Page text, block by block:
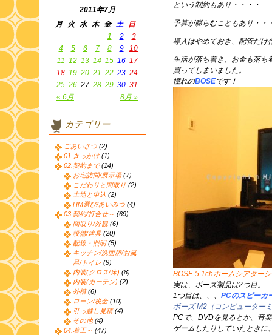
という制約もあり・・・・
予算が膨らむこともあり・・
導入はやめておき、配管だけ
生活が落ち着き、お金も落ち
買ってしまいました。
憧れのBOSEです！
BOSE 5.1chホームシアター
実は、ボーズ製品は2つ目。
1つ目は、、、 PCのスピーカ
ボーズ M2（コンピューター
PCで、DVDを見るとか、音
ゲームしたりしていたときに
2011年7月
月
火 水 木 金 土 日
« 6月 8月 »
1 2
3
4
5 6 7 8 9
10
11 12 13 14 15 16 17
18 19 20 21 22 23 24
25 26 27 28 29 30 31
カテゴリー
ごあいさつ (2)
01.きっかけ (1)
02.契約まで(14)
お宅訪問/展示場(7)
こだわりと間取り (2)
土地と申込 (2)
HM選び/あいみつ (4)
03.契約/打合せ～ (69)
間取り/外観 (6)
設備/建具 (20)
配線・照明(5)
キッチン/洗面所/お風
呂/トイレ (9)
内装(クロス/床) (8)
内装(カーテン) (2)
外構(6)
ローン/税金(10)
引っ越し見積(4)
その他 (4)
04.着工～ (47)